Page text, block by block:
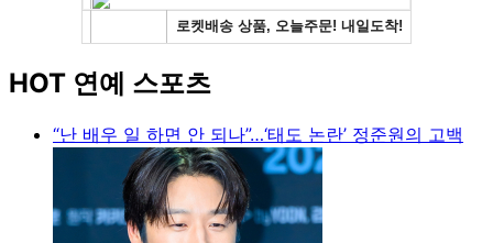
HOT 연예 스포츠
“난 배우 일 하면 안 되나”…‘태도 논란’ 정준원의 고백